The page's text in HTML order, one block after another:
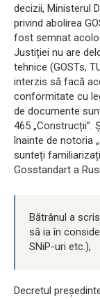
decizii, Ministerul
privind abolirea
fost semnat
Justiției nu are
tehnice (GOSTs,
interzis să facă
conformitate cu
de documente
465 „Construcții”.
înainte de notoria
sunteți
Gosstandart a
Bătrânul a
să ia în
SNiP-uri etc.),
Decretul